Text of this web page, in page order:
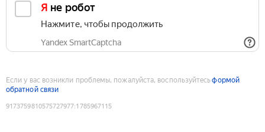
Я не робот
Нажмите, чтобы продолжить
Yandex SmartCaptcha
Если у вас возникли проблемы, пожалуйста, воспользуйтесьформой
обратной связи
9173759810575727977:1785967115